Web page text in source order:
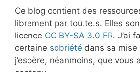
Ce blog contient des
librement par tou.te.s. Elles
licence CC BY-SA 3.0 FR. J’ai
certaine sobriété dans sa
j’espère, néanmoins, que vous